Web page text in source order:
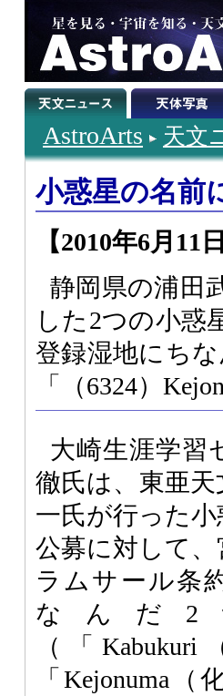
AstroArts 天文
小惑星の名前
【2010年6月11日
静岡県の浦田
した2つの小惑
登録湿地にちな
「（6324）
大崎生涯学習
徹氏は、東亜
一氏が行った
公募に対して
ラムサール条
なんだ2
（「
「Kejonuma